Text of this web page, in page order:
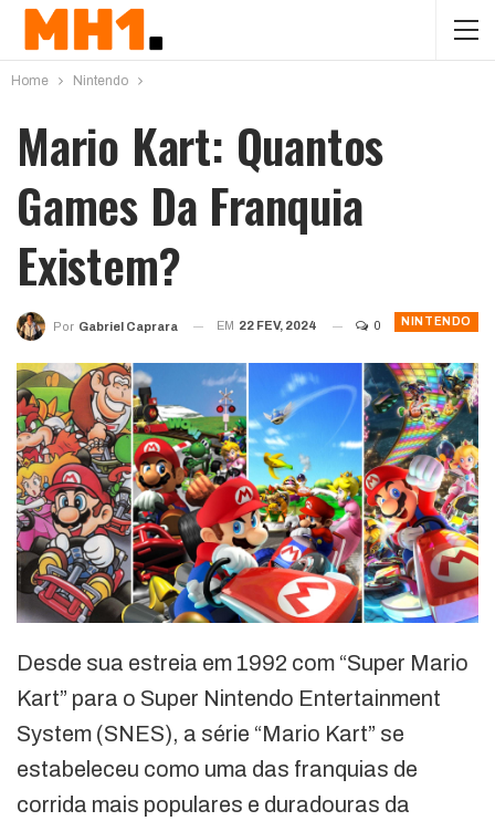
Home Nintendo
Mario Kart: Quantos
Games Da Franquia
Existem?
NINTENDO
Por Gabriel Caprara EM 22 FEV, 2024 0
Desde sua estreia em 1992 com “Super Mario
Kart” para o Super Nintendo Entertainment
System (SNES), a série “Mario Kart” se
estabeleceu como uma das franquias de
corrida mais populares e duradouras da